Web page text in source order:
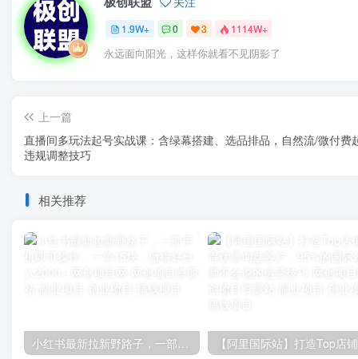
1.9W+ 0 3 1114W+
永远面向阳光，这样你就看不见阴影了
上一篇
直播间多玩法起号实战课：含绿幕搭建、选品排品，自然流/微付费
违规调整技巧
相关推荐